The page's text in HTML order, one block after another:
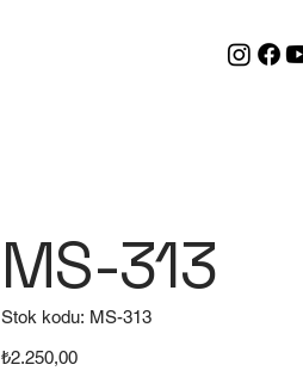
MS-313
Stok kodu: Stok
kodu:
MS-313
Fiyat
₺2.250,00